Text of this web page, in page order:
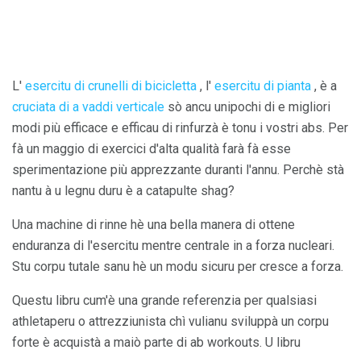
L' esercitu di crunelli di bicicletta , l' esercitu di pianta , è a
cruciata di a vaddi verticale sò ancu unipochi di e migliori
modi più efficace e efficau di rinfurzà è tonu i vostri abs. Per
fà un maggio di exercici d'alta qualità farà fà esse
sperimentazione più apprezzante duranti l'annu. Perchè stà
nantu à u legnu duru è a catapulte shag?
Una machine di rinne hè una bella manera di ottene
enduranza di l'esercitu mentre centrale in a forza nucleari.
Stu corpu tutale sanu hè un modu sicuru per cresce a forza.
Questu libru cum'è una grande referenzia per qualsiasi
athletaperu o attrezziunista chì vulianu sviluppà un corpu
forte è acquistà a maiò parte di ab workouts. U libru